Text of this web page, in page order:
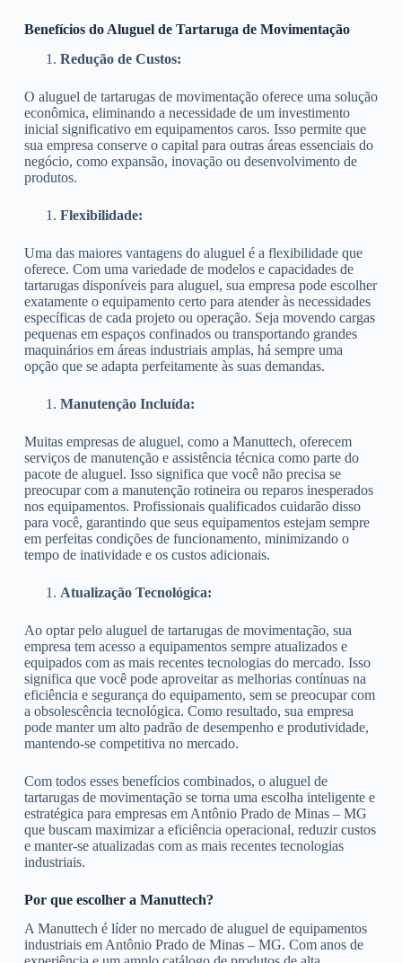
Benefícios do Aluguel de Tartaruga de Movimentação
Redução de Custos:
O aluguel de tartarugas de movimentação oferece uma solução
econômica, eliminando a necessidade de um investimento
inicial significativo em equipamentos caros. Isso permite que
sua empresa conserve o capital para outras áreas essenciais do
negócio, como expansão, inovação ou desenvolvimento de
produtos.
Flexibilidade:
Uma das maiores vantagens do aluguel é a flexibilidade que
oferece. Com uma variedade de modelos e capacidades de
tartarugas disponíveis para aluguel, sua empresa pode escolher
exatamente o equipamento certo para atender às necessidades
específicas de cada projeto ou operação. Seja movendo cargas
pequenas em espaços confinados ou transportando grandes
maquinários em áreas industriais amplas, há sempre uma
opção que se adapta perfeitamente às suas demandas.
Manutenção Incluída:
Muitas empresas de aluguel, como a Manuttech, oferecem
serviços de manutenção e assistência técnica como parte do
pacote de aluguel. Isso significa que você não precisa se
preocupar com a manutenção rotineira ou reparos inesperados
nos equipamentos. Profissionais qualificados cuidarão disso
para você, garantindo que seus equipamentos estejam sempre
em perfeitas condições de funcionamento, minimizando o
tempo de inatividade e os custos adicionais.
Atualização Tecnológica:
Ao optar pelo aluguel de tartarugas de movimentação, sua
empresa tem acesso a equipamentos sempre atualizados e
equipados com as mais recentes tecnologias do mercado. Isso
significa que você pode aproveitar as melhorias contínuas na
eficiência e segurança do equipamento, sem se preocupar com
a obsolescência tecnológica. Como resultado, sua empresa
pode manter um alto padrão de desempenho e produtividade,
mantendo-se competitiva no mercado.
Com todos esses benefícios combinados, o aluguel de
tartarugas de movimentação se torna uma escolha inteligente e
estratégica para empresas em Antônio Prado de Minas – MG
que buscam maximizar a eficiência operacional, reduzir custos
e manter-se atualizadas com as mais recentes tecnologias
industriais.
Por que escolher a Manuttech?
A Manuttech é líder no mercado de aluguel de equipamentos
industriais em Antônio Prado de Minas – MG. Com anos de